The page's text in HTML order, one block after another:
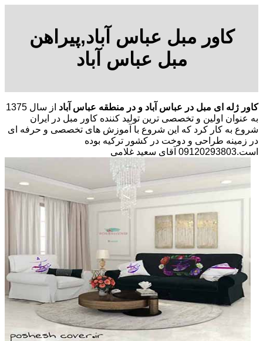
کاور مبل عباس آباد,پیراهن
مبل عباس آباد
کاور ژله ای مبل در عباس آباد و در منطقه عباس آباد
از سال 1375
به عنوان اولین و تخصصی ترین تولید کننده کاور مبل در ایران
شروع به کار کرد که این شروع با آموزش های تخصصی و حرفه ای
در زمینه طراحی و دوخت در کشور ترکیه بوده
است.09120293803 آقای سعید غلامی